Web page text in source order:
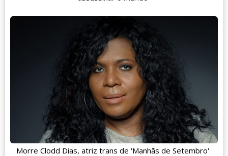
Morre Clodd Dias, atriz trans de 'Manhãs de Setembro'